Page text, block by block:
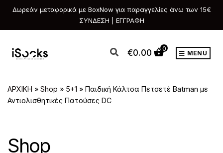
Δωρεάν μεταφορικά με BoxNow για παραγγελίες άνω των 15€
ΣΥΝΔΕΣΗ | ΕΓΓΡΑΦΗ
€0.00 0
MENU
ΑΡΧΙΚΗ » Shop » 5+1 » Παιδική Κάλτσα Πετσετέ Batman με
Αντιολισθητικές Πατούσες DC
Shop